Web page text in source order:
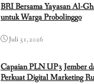
BRI Bersama Yayasan Al-
untuk Warga Probolinggo
Juli 31, 2026
Capaian PLN UP3 Jember
Perkuat Digital Marketing